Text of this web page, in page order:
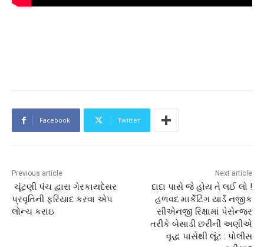
Facebook Twitter
Previous article
ચૂંટણી પંચ દ્વારા ગેરકાયદેસર
પ્રવૃતિની ફરિયાદ કરવા એપ
લોન્ચ કરાઇ
Next article
દાદા પાસે જે હોય તે લઈ લો !
હળવદ માર્કેટિંગ યાર્ડ નજીક
સીએનજી રિક્ષામાં પેસેન્જર
તરીકે બેસાડી છરીની અણીએ
વૃદ્ધ પાસેથી લૂંટ : પોલીસ